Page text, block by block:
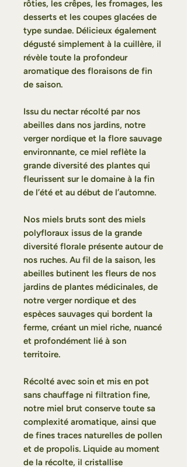
rôties, les crêpes, les fromages, les
desserts et les coupes glacées de
type sundae. Délicieux également
dégusté simplement à la cuillère, il
révèle toute la profondeur
aromatique des floraisons de fin
de saison.
Issu du nectar récolté par nos
abeilles dans nos jardins, notre
verger nordique et la flore sauvage
environnante, ce miel reflète la
grande diversité des plantes qui
fleurissent sur le domaine à la fin
de l’été et au début de l’automne.
Nos miels bruts sont des miels
polyfloraux issus de la grande
diversité florale présente autour de
nos ruches. Au fil de la saison, les
abeilles butinent les fleurs de nos
jardins de plantes médicinales, de
notre verger nordique et des
espèces sauvages qui bordent la
ferme, créant un miel riche, nuancé
et profondément lié à son
territoire.
Récolté avec soin et mis en pot
sans chauffage ni filtration fine,
notre miel brut conserve toute sa
complexité aromatique, ainsi que
de fines traces naturelles de pollen
et de propolis. Liquide au moment
de la récolte, il cristallise